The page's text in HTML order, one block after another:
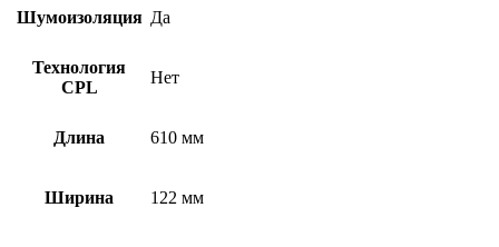
Шумоизоляция Да
Технология
CPL
Нет
Длина 610 мм
Ширина 122 мм